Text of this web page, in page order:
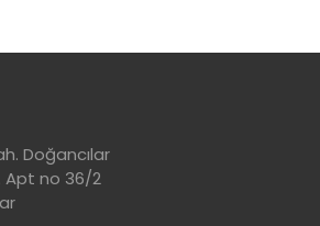
eksik bilgiler bulunuyor.
hatalar bulunuyor.
sitelerden daha pahalı.
Doğancılar
Apt no 36/2